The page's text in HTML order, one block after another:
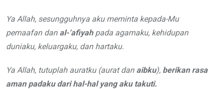
Ya Allah, sesungguhnya aku meminta kepada-Mu
pemaafan dan al-‘afiyahpada agamaku, kehidupan
duniaku, keluargaku, dan hartaku.
Ya Allah, tutuplah auratku (aurat dan aibku), berikan rasa
aman padaku dari hal-hal yang aku takuti.